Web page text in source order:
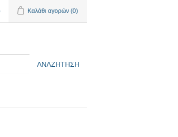
Καλάθι αγορών (0)
ΑΝΑΖΉΤΗΣΗ